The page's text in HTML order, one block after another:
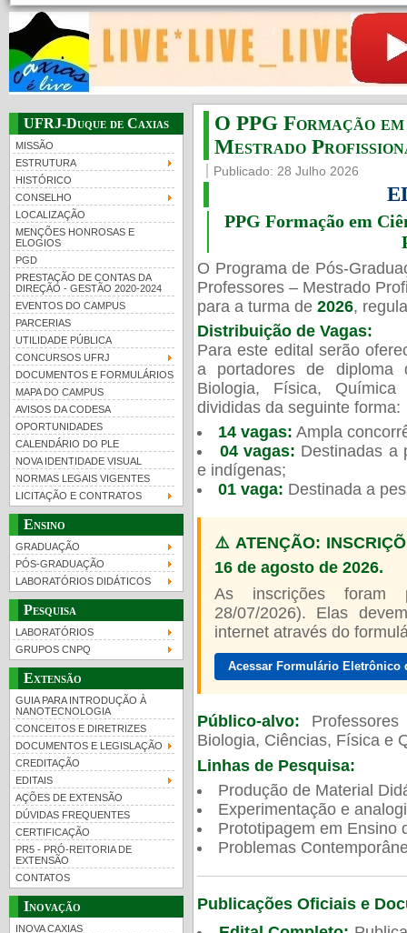
UFRJ-Duque de Caxias
MISSÃO
ESTRUTURA
HISTÓRICO
CONSELHO
LOCALIZAÇÃO
MENÇÕES HONROSAS E
ELOGIOS
PGD
PRESTAÇÃO DE CONTAS DA
DIREÇÃO - GESTÃO 2020-2024
EVENTOS DO CAMPUS
PARCERIAS
UTILIDADE PÚBLICA
CONCURSOS UFRJ
DOCUMENTOS E FORMULÁRIOS
MAPA DO CAMPUS
AVISOS DA CODESA
OPORTUNIDADES
CALENDÁRIO DO PLE
NOVA IDENTIDADE VISUAL
NORMAS LEGAIS VIGENTES
LICITAÇÃO E CONTRATOS
Ensino
GRADUAÇÃO
PÓS-GRADUAÇÃO
LABORATÓRIOS DIDÁTICOS
Pesquisa
LABORATÓRIOS
GRUPOS CNPQ
Extensão
GUIA PARA INTRODUÇÃO À
NANOTECNOLOGIA
CONCEITOS E DIRETRIZES
DOCUMENTOS E LEGISLAÇÃO
CREDITAÇÃO
EDITAIS
AÇÕES DE EXTENSÃO
DÚVIDAS FREQUENTES
CERTIFICAÇÃO
PR5 - PRÓ-REITORIA DE
EXTENSÃO
CONTATOS
Inovação
INOVA CAXIAS
O PPG Formação
Mestrado
Publicado: 28 Julho 2026
PPG Formação em
O Programa de Pós-
Professores – Mestrado
para a turma de 2026,
Distribuição de Vagas:
Para este edital serão
a portadores de diploma
Biologia, Física,
divididas da seguinte forma:
14 vagas: Ampla
04 vagas: Destinadas a
e indígenas;
01 vaga: Destinada a
⚠️ ATENÇÃO:
16 de agosto de 2026.
As inscrições foram
28/07/2026). Elas
internet através do
Acessar Formulário
Público-alvo:
Biologia, Ciências, Física e
Linhas de Pesquisa:
Produção de Material
Experimentação e
Prototipagem em Ensino
Problemas
Publicações Oficiais e
UFRJ 100 anos